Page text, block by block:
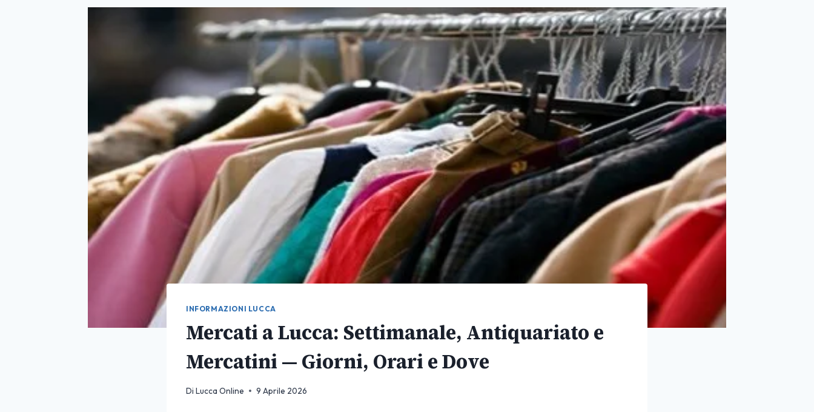
INFORMAZIONI LUCCA
Mercati a Lucca: Settimanale, Antiquariato e
Mercatini — Giorni, Orari e Dove
Di Lucca Online 9 Aprile 2026